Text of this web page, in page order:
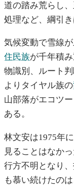
道の踏み荒らし
処理など、綱引き
気候変動で雪線
住民族が千年積
物識別、ルート
よりタイヤル族の
山部落がエコツ
ある。
林文安は1975年
見ることはなか
行方不明となり
も慕い続けたの